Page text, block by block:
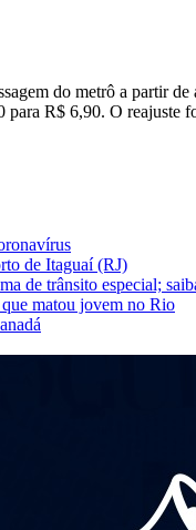
R$ 6,90. O
de Itaguaí (RJ)
de trânsito especial;
matou jovem no Rio